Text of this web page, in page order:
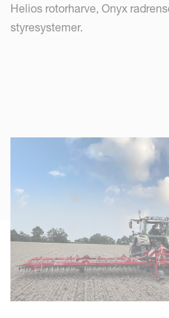
Helios rotorharve, Onyx
styresystemer.